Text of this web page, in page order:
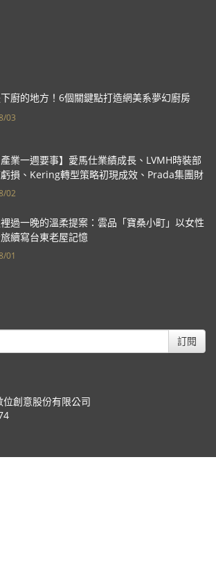
廚的地方！6個關鍵點打造網美系夢幻廚房
03
產業一週要事】愛馬仕業績成長、LVMH時裝部
損、Kering轉型策略初現成效、Prada集團財
02
過一晚的溫柔提案：雲品「寶桑小町」以女性
續寫台東老屋記憶
01
訂閱
創意股份有限公司